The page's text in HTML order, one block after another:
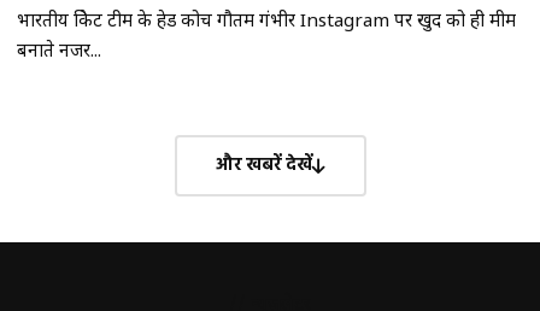
भारतीय क्रिकेट टीम के हेड कोच गौतम गंभीर Instagram पर खुद को ही मीम
बनाते नजर...
और खबरें देखें